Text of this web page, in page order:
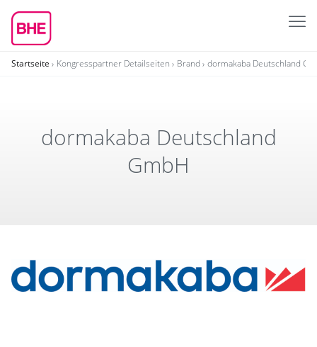
Startseite Kongresspartner Detailseiten Brand dormakaba Deutschland
dorma­kaba Deutsch­land
GmbH